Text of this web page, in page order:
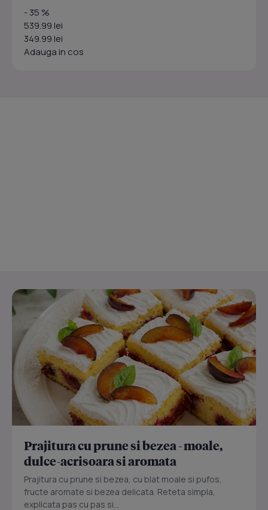
- 35 %
539.99 lei
349.99 lei
Adauga in cos
Prajitura cu prune si bezea - moale,
dulce-acrisoara si aromata
Prajitura cu prune si bezea, cu blat moale si pufos,
fructe aromate si bezea delicata. Reteta simpla,
explicata pas cu pas si...